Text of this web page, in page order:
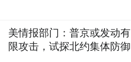
美情报部门：普京或发动有
限攻击，试探北约集体防御